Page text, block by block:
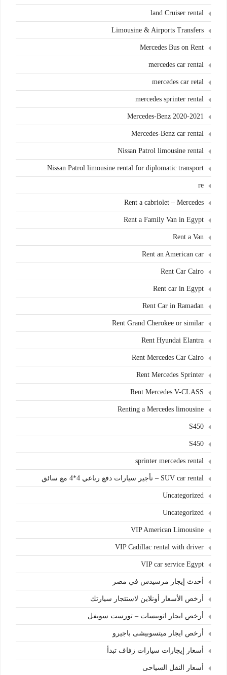
land Cruiser rental
Limousine & Airports Transfers
Mercedes Bus on Rent
mercedes car rental
mercedes car retal
mercedes sprinter rental
Mercedes-Benz 2020-2021
Mercedes-Benz car rental
Nissan Patrol limousine rental
Nissan Patrol limousine rental for diplomatic transport
re
Rent a cabriolet – Mercedes
Rent a Family Van in Egypt
Rent a Van
Rent an American car
Rent Car Cairo
Rent car in Egypt
Rent Car in Ramadan
Rent Grand Cherokee or similar
Rent Hyundai Elantra
Rent Mercedes Car Cairo
Rent Mercedes Sprinter
Rent Mercedes V-CLASS
Renting a Mercedes limousine
S450
S450
sprinter mercedes rental
SUV car rental – تأجير سيارات دفع رباعي 4*4 مع سائق
Uncategorized
Uncategorized
VIP American Limousine
VIP Cadillac rental with driver
VIP car service Egypt
أحدث إيجار مرسيدس في مصر
أرخص الأسعار أونلاين لاستئجار سيارتك
أرخص ايجار اتوبيسات – تورست سويفل
أرخص ايجار ميتسوبيشى باجيرو
أسعار إيجارات سيارات زفاف تبدأ
أسعار النقل السياحى